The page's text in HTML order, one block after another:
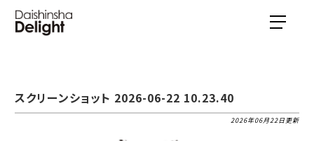
スクリーンショット 2026-06-22 10.23.40
2026年06月22日更新